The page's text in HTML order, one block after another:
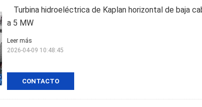
Turbina hidroeléctrica de Kaplan horizontal de baja
a 5 MW
CONTACTO
Leer más
2026-04-09 10:48:45